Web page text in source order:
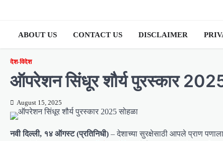
ABOUT US CONTACT US DISCLAIMER
देश-विदेश
ऑपरेशन सिंधूर शौर्य पुरस्कार
August 15, 2025
नवी दिल्ली, १४ ऑगस्ट (प्रतिनिधी) – देशाच्या सुरक्षेसाठी आपले प्राण